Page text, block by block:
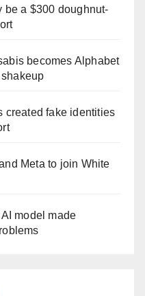
be a $300 doughnut-
becomes Alphabet
created fake identities
Meta to join White
AI model made